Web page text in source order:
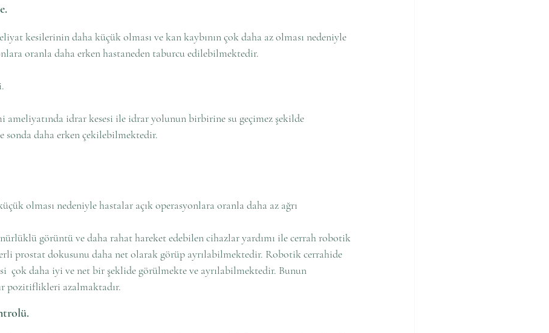
kesilerinin daha küçük olması ve kan kaybının çok daha az olması nedeniyle
oranla daha erken hastaneden taburcu edilebilmektedir.
idrar kesesi ile idrar yolunun birbirine su geçimez şekilde
sonda daha erken çekilebilmektedir.
olması nedeniyle hastalar açık operasyonlara oranla daha az ağrı
görüntü ve daha rahat hareket edebilen cihazlar yardımı ile cerrah robotik
prostat dokusunu daha net olarak görüp ayrılabilmektedir. Robotik cerrahide
çok daha iyi ve net bir şeklide görülmekte ve ayrılabilmektedir. Bunun
pozitiflikleri azalmaktadır.